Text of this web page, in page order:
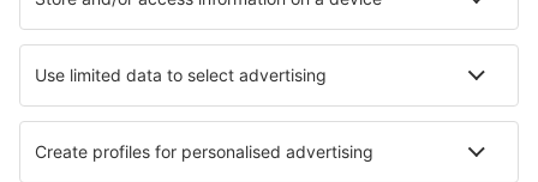
Hoteluri în Fidjeland Hoteluri în Rollag
Cele mai bune hoteluri - orașe
Hoteluri în Los Roques Hoteluri în Zhapu
Hoteluri în Rosenburg Hoteluri în Bozköy